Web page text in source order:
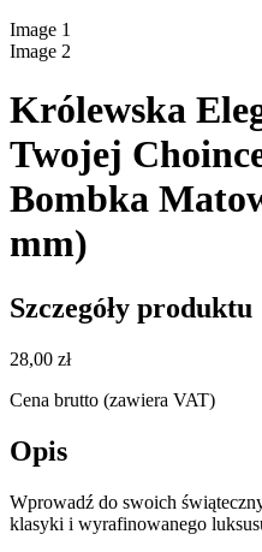
Image 1
Image 2
Królewska
Twojej
Bombka
mm)
Szczegóły produktu
28,00 zł
Cena brutto (zawiera VAT)
Opis
Wprowadź do swoich
klasyki i wyrafinowanego